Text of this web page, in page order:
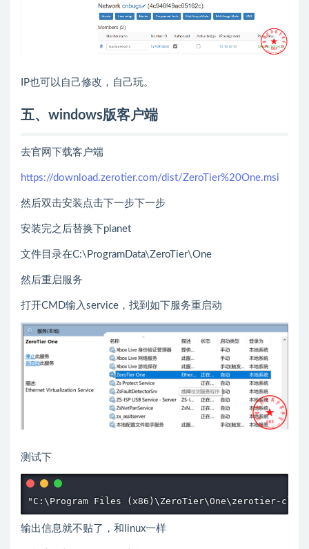
IP也可以自己修改，自己玩。
五、windows版客户端
去官网下载客户端
https://download.zerotier.com/dist/ZeroTier%20One.msi
然后双击安装点击下一步下一步
安装完之后替换下planet
文件目录在C:\ProgramData\ZeroTier\One
然后重启服务
打开CMD输入service，找到如下服务重启动
测试下
"C:\Program Files (x86)\ZeroTier\One\zerotier-
输出信息就不贴了，和linux一样